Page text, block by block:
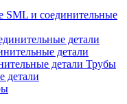
SML и соединительные
детали
Трубы
детали